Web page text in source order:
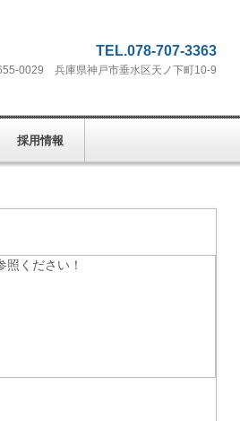
TEL.078-707-3363
0029 兵庫県神戸市垂水区天ノ下町10-9
採用情報
ください！